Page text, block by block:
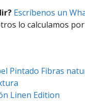
Escríbenos un
lo calculamos
Pintado Fibras
Linen Edition